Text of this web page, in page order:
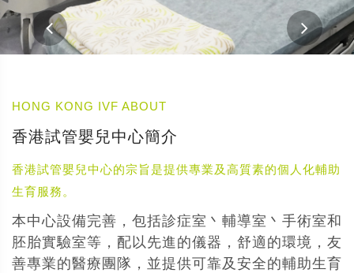
HONG KONG IVF ABOUT
香港試管嬰兒中心簡介
香港試管嬰兒中心的宗旨是提供專業及高質素的個人化輔助
生育服務。
本中心設備完善，包括診症室丶輔導室丶手術室和
胚胎實驗室等，配以先進的儀器，舒適的環境，友
善專業的醫療團隊，並提供可靠及安全的輔助生育